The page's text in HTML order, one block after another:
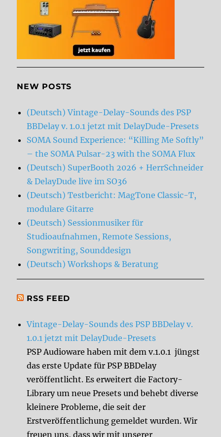
NEW POSTS
(Deutsch) Vintage-Delay-Sounds des PSP
BBDelay v. 1.0.1 jetzt mit DelayDude-Presets
SOMA Sound Experience: “Killing Me Softly”
– the SOMA Pulsar-23 with the SOMA Flux
(Deutsch) SuperBooth 2026 + HerrSchneider
& DelayDude live im SO36
(Deutsch) Testbericht: MagTone Classic-T,
modulare Gitarre
(Deutsch) Sessionmusiker für
Studioaufnahmen, Remote Sessions,
Songwriting, Sounddesign
(Deutsch) Workshops & Beratung
RSS FEED
Vintage-Delay-Sounds des PSP BBDelay v.
1.0.1 jetzt mit DelayDude-Presets
PSP Audioware haben mit dem v.1.0.1 jüngst
das erste Update für PSP BBDelay
veröffentlicht. Es erweitert die Factory-
Library um neue Presets und behebt diverse
kleinere Probleme, die seit der
Erstveröffentlichung gemeldet wurden. Wir
freuen uns, dass wir mit unserer